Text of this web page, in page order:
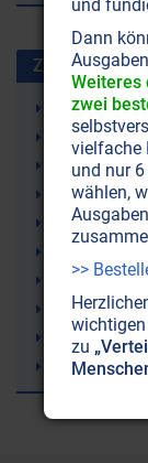
Zuletzt
Selbstliebe
Just
9/11 (11.
Erde
Atomenergie
Sergej N.
und
Dann
Weiteres
zwei
vielfache
und nur
wählen,
>>
zu